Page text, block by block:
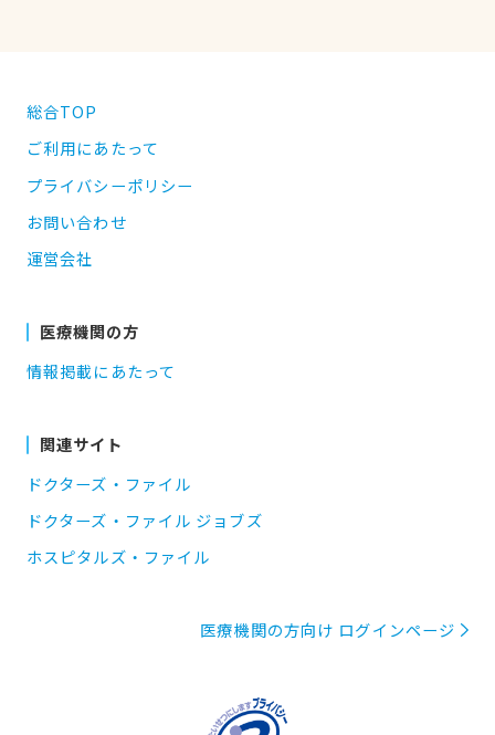
総合TOP
ご利用にあたって
プライバシーポリシー
お問い合わせ
運営会社
医療機関の方
情報掲載にあたって
関連サイト
ドクターズ・ファイル
ドクターズ・ファイル ジョブズ
ホスピタルズ・ファイル
医療機関の方向け ログインページ